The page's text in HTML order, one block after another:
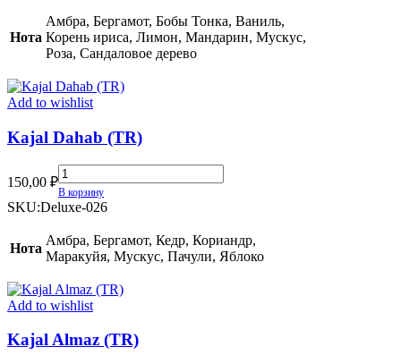
(TR)
quantity
Нота
Амбра, Бергамот, Бобы Тонка, Ваниль,
Корень ириса, Лимон, Мандарин, Мускус,
Роза, Сандаловое дерево
Add to wishlist
Kajal Dahab (TR)
150,00 ₽
Kajal
Dahab
(TR)
В корзину
SKU:Deluxe-026
Нота
Амбра, Бергамот, Кедр, Кориандр,
Маракуйя, Мускус, Пачули, Яблоко
Add to wishlist
Kajal Almaz (TR)